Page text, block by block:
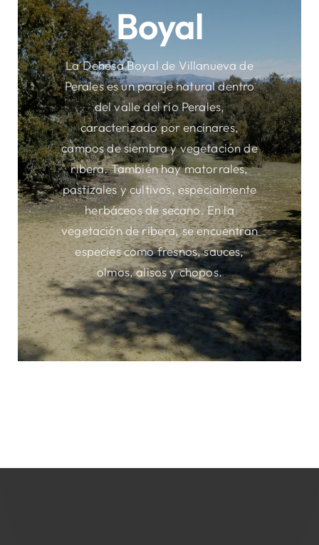
Áreas
Sede Electrónica
Contacto
Buscar:
Boyal
La Dehesa Boyal de Villanueva de
Perales es un paraje natural dentro
del valle del río Perales,
caracterizado por encinares,
campos de siembra y vegetación de
ribera. También hay matorrales,
pastizales y cultivos, especialmente
herbáceos de secano. En la
vegetación de ribera, se encuentran
especies como fresnos, sauces,
olmos, alisos y chopos.